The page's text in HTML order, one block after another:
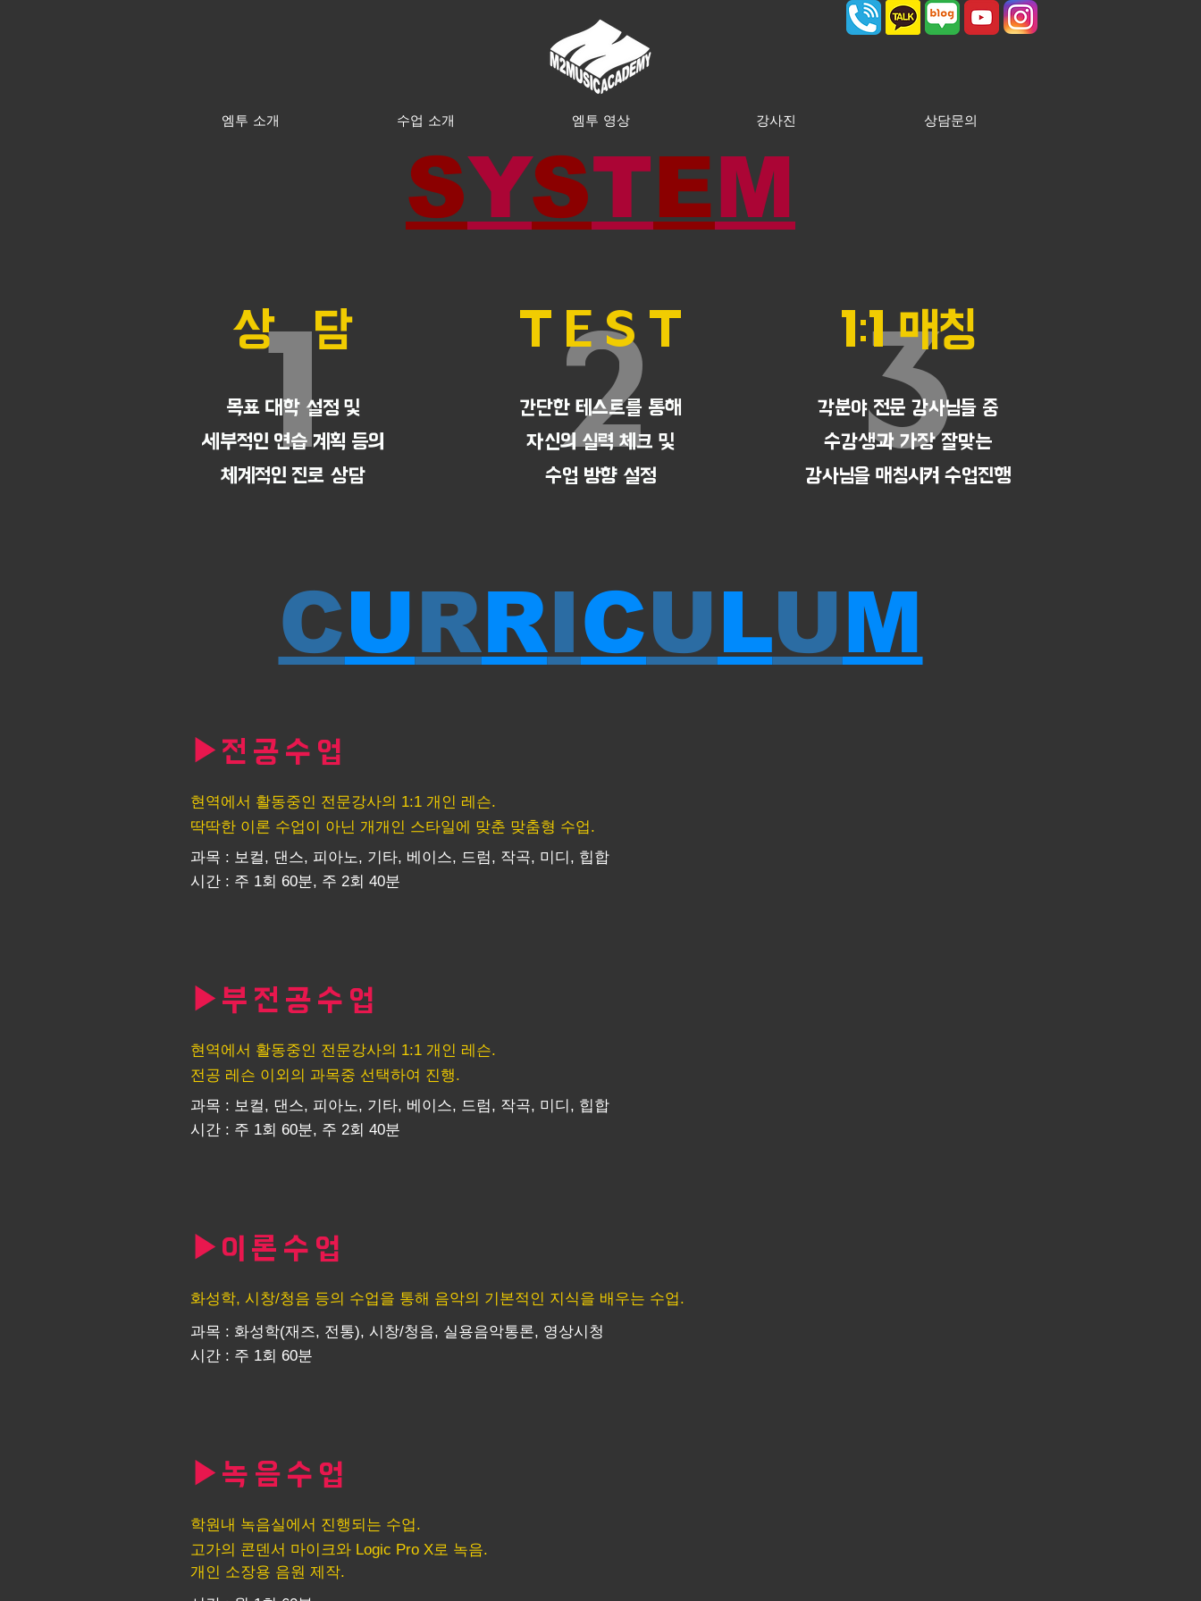
엠투 소개 수업 소개 엠투 영상 강사진 상담문의
SYSTEM
1
​상 담
목표 대학 설정 및
세부적인 연습 계획 등의
체계적인 진로 상담
2
T E S T
간단한 테스트를 통해
자신의 실력 체크 및
수업 방향 설정
3
​1:1 매칭
각분야 전문 강사님들 중
수강생과 가장 잘맞는
강사님을 매칭시켜 수업진행
CURRICULUM
▶ 전공수업
현역에서 활동중인 전문강사의 1:1 개인 레슨.
딱딱한 이론 수업이 아닌 개개인 스타일에 맞춘 맞춤형 수업.
과목 : 보컬, 댄스, 피아노, 기타, 베이스, 드럼, 작곡, 미디, 힙합
시간 : 주 1회 60분, 주 2회 40분
▶ 부전공수업
현역에서 활동중인 전문강사의 1:1 개인 레슨.
전공 레슨 이외의 과목중 선택하여 진행.
과목 : 보컬, 댄스, 피아노, 기타, 베이스, 드럼, 작곡, 미디, 힙합
시간 : 주 1회 60분, 주 2회 40분
▶ 이론수업
화성학, 시창/청음 등의 수업을 통해 음악의 기본적인 지식을 배우는 수업.
과목 : 화성학(재즈, 전통), 시창/청음, 실용음악통론, 영상시청
시간 : 주 1회 60분
▶ 녹음수업
학원내 녹음실에서 진행되는 수업.
고가의 콘덴서 마이크와 Logic Pro X로 녹음.
​개인 소장용 음원 제작.